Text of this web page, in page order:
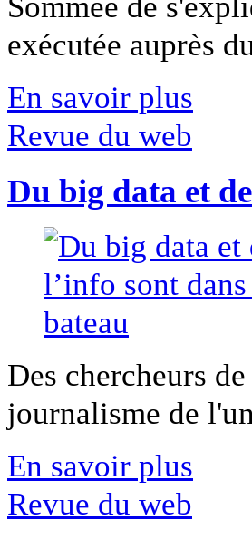
exécutée auprès
En savoir plus
Revue du web
Du big data et
Des chercheurs
journalisme de
En savoir plus
Revue du web